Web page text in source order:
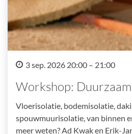
3 sep. 2026 20:00 – 21:00
Workshop:
Vloerisolatie, bodemisolatie,
spouwmuurisolatie, van binnen
meer weten? Ad Kwak en Erik-